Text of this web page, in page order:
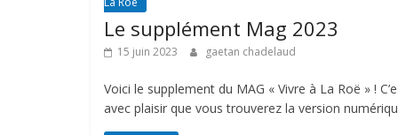
Le supplément Mag 2023
15 juin 2023 gaetan chadelaud
Voici le supplement du MAG « Vivre à La Roë » !
avec plaisir que vous trouverez la version